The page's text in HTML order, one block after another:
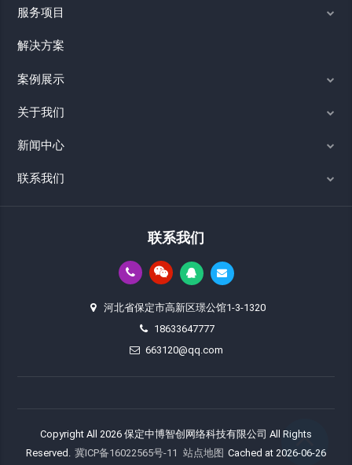
服务项目
解决方案
案例展示
关于我们
新闻中心
联系我们
联系我们
河北省保定市高新区璟公馆1-3-1320
18633647777
663120@qq.com
Copyright All 2026 保定中博智创网络科技有限公司 All Rights
Reserved.
冀ICP备16022565号-11 站点地图 Cached at 2026-06-26